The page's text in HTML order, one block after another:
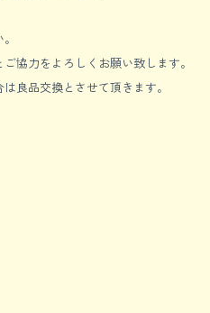
協力をよろしくお願い致します。
良品交換とさせて頂きます。